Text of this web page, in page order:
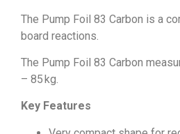
The Pump Foil 83 Carbon is a
board reactions.
The Pump Foil 83 Carbon
– 85 kg.
Key Features